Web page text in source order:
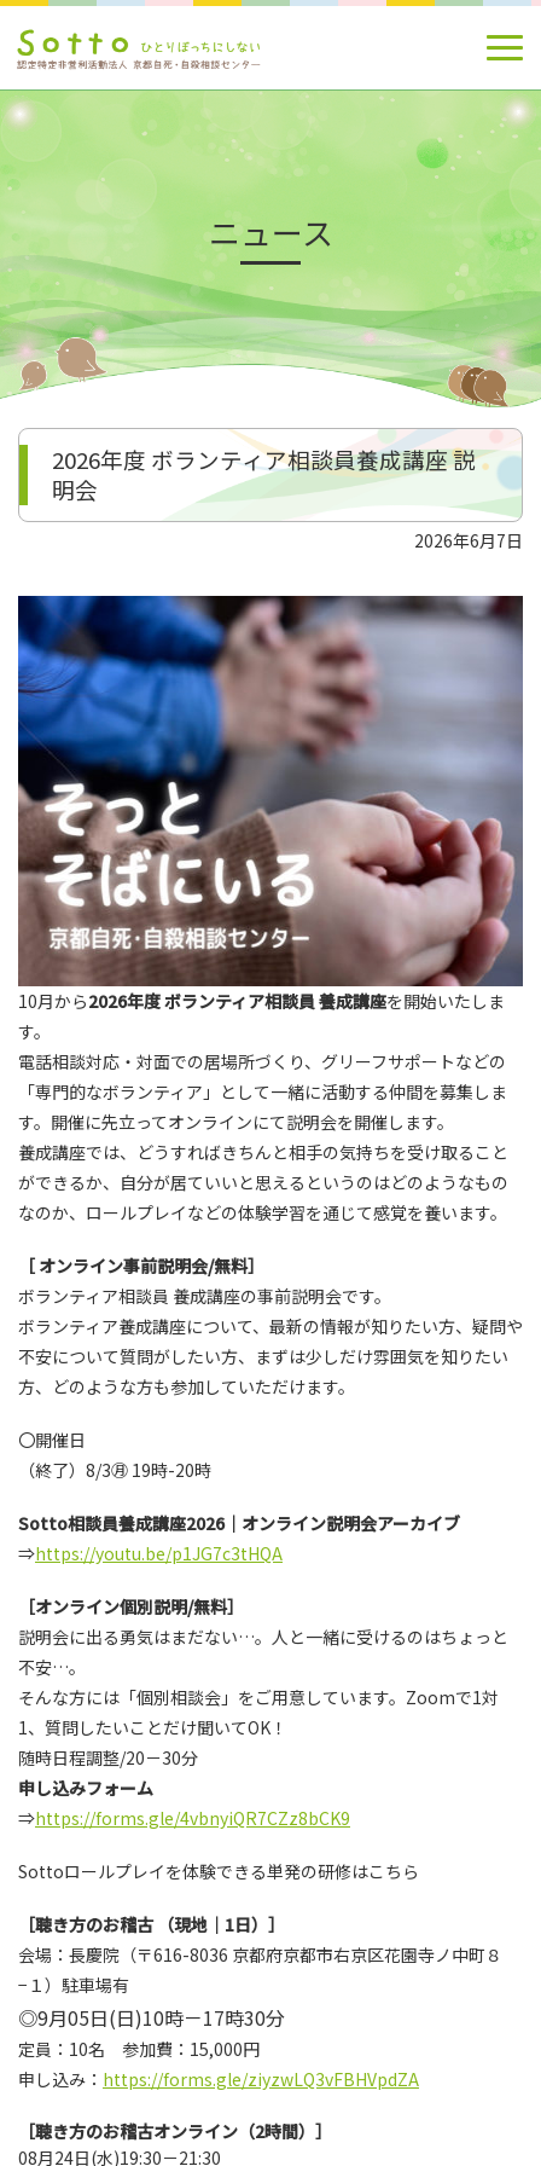
ニュース
2026年度 ボランティア相談員養成講座 説
明会
2026年6月7日
10月から2026年度 ボランティア相談員 養成講座を開始いたしま
す。
電話相談対応・対面での居場所づくり、グリーフサポートなどの
「専門的なボランティア」として一緒に活動する仲間を募集しま
す。開催に先立ってオンラインにて説明会を開催します。
養成講座では、どうすればきちんと相手の気持ちを受け取ること
ができるか、自分が居ていいと思えるというのはどのようなもの
なのか、ロールプレイなどの体験学習を通じて感覚を養います。
［ オンライン事前説明会/無料］
ボランティア相談員 養成講座の事前説明会です。
ボランティア養成講座について、最新の情報が知りたい方、疑問や
不安について質問がしたい方、まずは少しだけ雰囲気を知りたい
方、どのような方も参加していただけます。
〇開催日
（終了）8/3㊊ 19時-20時
Sotto相談員養成講座2026｜オンライン説明会アーカイブ
⇒https://youtu.be/p1JG7c3tHQA
［オンライン個別説明/無料］
説明会に出る勇気はまだない…。人と一緒に受けるのはちょっと
不安…。
そんな方には「個別相談会」をご用意しています。Zoomで1対
1、質問したいことだけ聞いてOK！
随時日程調整/20－30分
申し込みフォーム
⇒https://forms.gle/4vbnyiQR7CZz8bCK9
Sottoロールプレイを体験できる単発の研修はこちら
［聴き方のお稽古 （現地│1日）］
会場：長慶院（〒616-8036 京都府京都市右京区花園寺ノ中町８
−１）駐車場有
◎9月05日(日)10時－17時30分
定員：10名 参加費：15,000円
申し込み： https://forms.gle/ziyzwLQ3vFBHVpdZA
［聴き方のお稽古オンライン（2時間）］
08月24日(水)19:30－21:30